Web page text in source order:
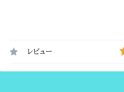
レビュー